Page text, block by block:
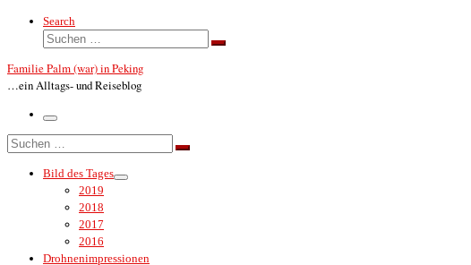
Search
Suche
Suchen …
Familie Palm (war) in Peking
…ein Alltags- und Reiseblog
Menü
Suche
Suchen …
Bild des Tages
2019
2018
2017
2016
Drohnenimpressionen